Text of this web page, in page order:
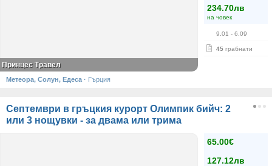
234.70лв
на човек
9.01 - 6.09
45 грабнати
Принцес Травел
Метеора, Солун, Едеса · Гърция
Септември в гръцкия курорт Олимпик бийч: 2
или 3 нощувки - за двама или трима
65.00€
127.12лв